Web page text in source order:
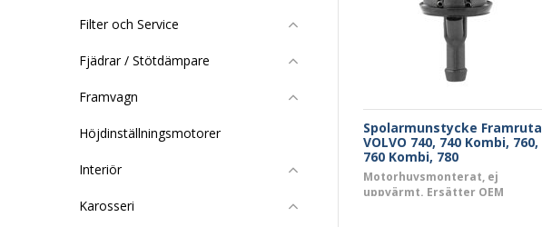
Filter och Service
Fjädrar / Stötdämpare
Framvagn
Höjdinställningsmotorer
Interiör
Karosseri
Spolarmunstycke Framruta
VOLVO 740, 740 Kombi, 760,
760 Kombi, 780
Motorhuvsmonterat, ej
uppvärmt. Ersätter OEM